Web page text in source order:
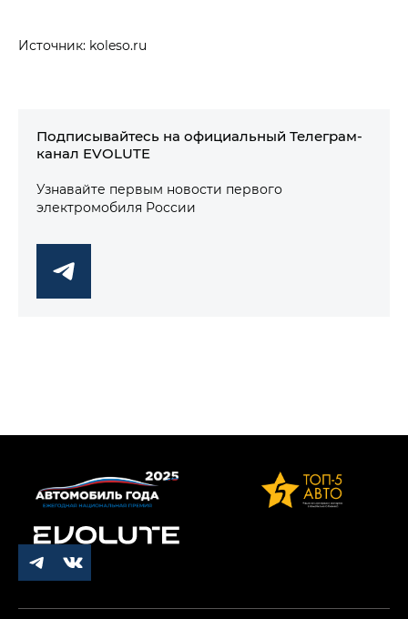
Источник: koleso.ru
Подписывайтесь на официальный Телеграм-
канал EVOLUTE
Узнавайте первым новости первого
электромобиля России